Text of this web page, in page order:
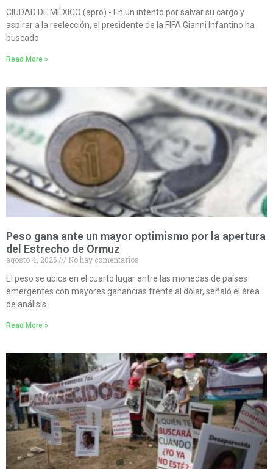
CIUDAD DE MÉXICO (apro).- En un intento por salvar su cargo y
aspirar a la reelección, el presidente de la FIFA Gianni Infantino ha
buscado
Read More »
Peso gana ante un mayor optimismo por la apertura
del Estrecho de Ormuz
agosto 4, 2026
No hay comentarios
El peso se ubica en el cuarto lugar entre las monedas de países
emergentes con mayores ganancias frente al dólar, señaló el área
de análisis
Read More »